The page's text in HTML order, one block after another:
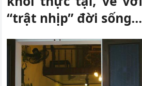
“trật nhịp” đời sống…